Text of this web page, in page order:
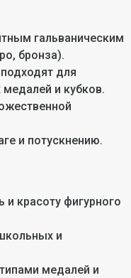
гальваническим
бронза).
для
и кубков.
и потускнению.
и красоту фигурного
и
медалей и